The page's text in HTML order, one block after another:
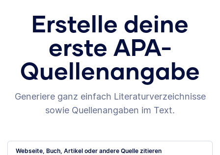
Erstelle deine
erste APA-
Quellenangabe
Generiere ganz einfach Literaturverzeichnisse
sowie Quellenangaben im Text.
Webseite, Buch, Artikel oder andere Quelle zitieren